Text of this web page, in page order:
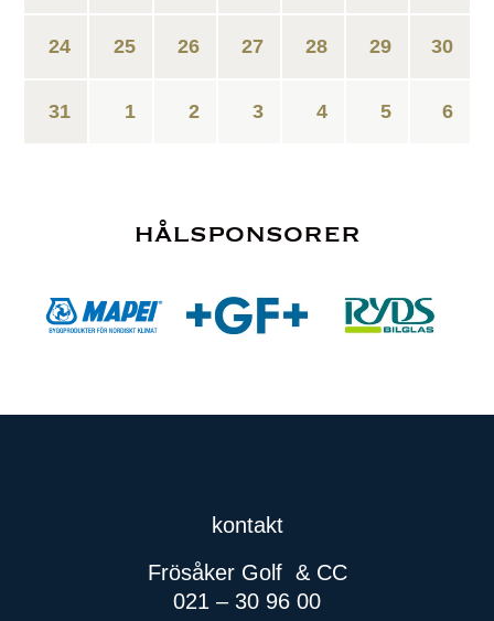
24 25 26 27 28 29 30
31 1 2 3 4 5 6
hålsponsorer
kontakt
Frösåker Golf & CC
021 – 30 96 00